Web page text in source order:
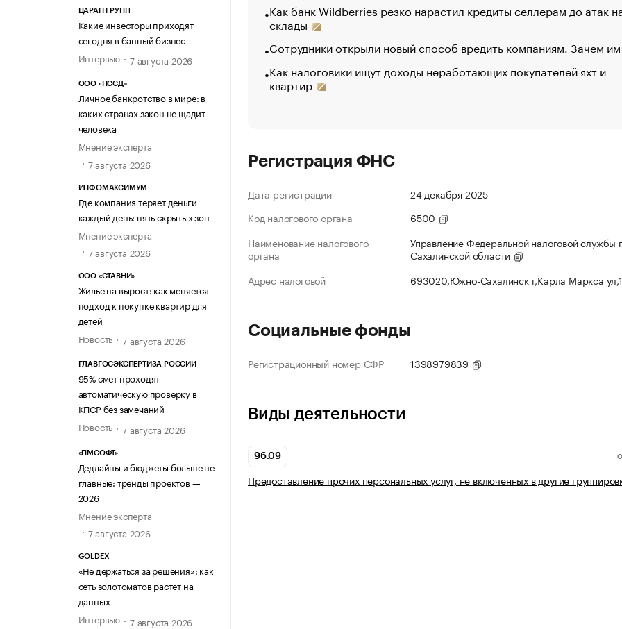
ЦАРАН ГРУПП
Какие инвесторы приходят
сегодня в банный бизнес
Интервью
7 августа 2026
ООО «НССД»
Личное банкротство в мире: в
каких странах закон не щадит
человека
Мнение эксперта
7 августа 2026
ИНФОМАКСИМУМ
Где компания теряет деньги
каждый день: пять скрытых зон
Мнение эксперта
7 августа 2026
ООО «СТАВНИ»
Жилье на вырост: как меняется
подход к покупке квартир для
детей
Новость
7 августа 2026
ГЛАВГОСЭКСПЕРТИЗА РОССИИ
95% смет проходят
автоматическую проверку в
КПСР без замечаний
Новость
7 августа 2026
«ПМСОФТ»
Дедлайны и бюджеты больше не
главные: тренды проектов —
2026
Мнение эксперта
7 августа 2026
GOLDEX
«Не держаться за решения»: как
сеть золотоматов растет на
данных
Интервью
7 августа 2026
Как банк Wildberries резко нарастил кредиты селлерам до атак
склады
Сотрудники открыли новый способ вредить компаниям. Зачем
Как налоговики ищут доходы неработающих покупателей яхт и
квартир
Регистрация ФНС
Дата регистрации
24 декабря 2025
Код налогового органа
6500
Наименование налогового
органа
Управление Федеральной налоговой службы
Сахалинской области
Адрес налоговой
693020,Южно-Сахалинск г,Карла Маркса
Социальные фонды
Регистрационный номер СФР 1398979839
Виды деятельности
96.09
Предоставление прочих персональных услуг, не включенных в другие